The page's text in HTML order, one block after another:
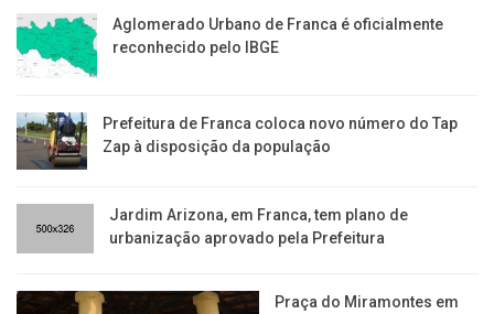
Aglomerado Urbano de Franca é oficialmente
reconhecido pelo IBGE
Prefeitura de Franca coloca novo número do Tap
Zap à disposição da população
Jardim Arizona, em Franca, tem plano de
urbanização aprovado pela Prefeitura
Praça do Miramontes em